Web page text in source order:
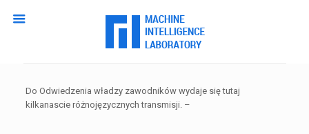
Do Odwiedzenia władzy zawodników wydaje się tutaj
kilkanascie różnojęzycznych transmisji. –